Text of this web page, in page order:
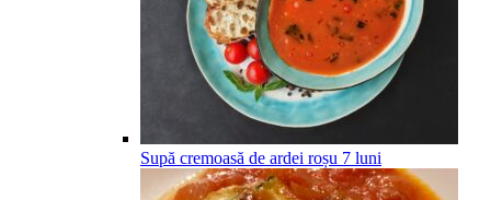
Supă cremoasă de ardei roșu 7 luni